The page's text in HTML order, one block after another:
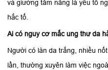
và giường tắm nắng là yếu tố
hắc tố.
Ai có nguy cơ mắc ung thư da
Người có làn da trắng, nhiều
lần, thường xuyên làm việc